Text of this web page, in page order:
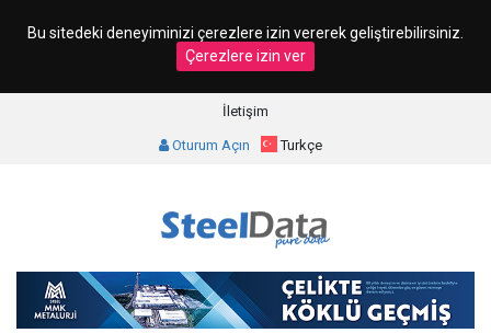
Bu sitedeki deneyiminizi çerezlere izin vererek geliştirebilirsiniz.
Çerezlere izin ver
İletişim
Oturum Açın Turkçe